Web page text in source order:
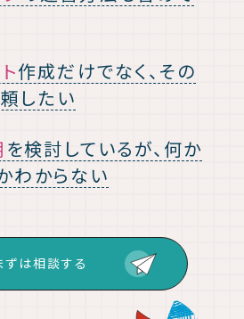
作成だけでなく、その
したい
を検討しているが、何か
わからない
ずは相談する